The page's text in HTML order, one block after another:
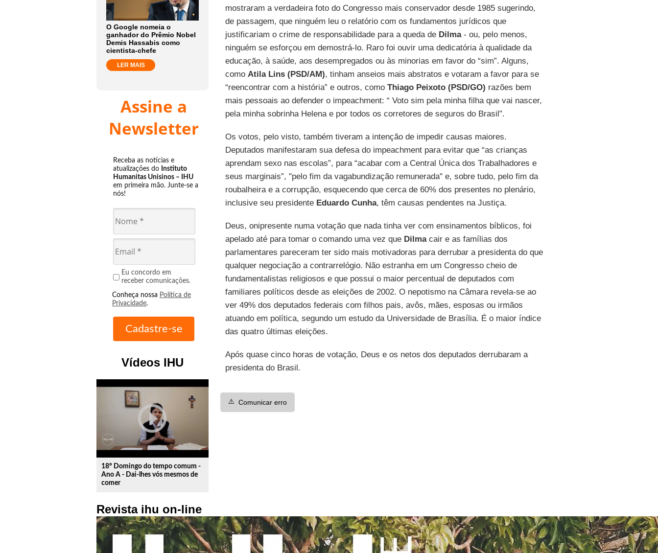
O Google nomeia o
ganhador do Prêmio Nobel
Demis Hassabis como
cientista-chefe
LER MAIS
Assine a
Newsletter
Receba as notícias e
atualizações do Instituto
Humanitas Unisinos – IHU
em primeira mão. Junte-se a
nós!
Eu concordo em
receber comunicações.
Conheça nossa Política de
Privacidade.
Vídeos IHU
play_circle_outline
18º Domingo do tempo comum -
Ano A - Dai-lhes vós mesmos de
comer
Revista ihu on-line
mostraram a verdadeira foto do Congresso mais conservador desde 1985 sugerindo,
de passagem, que ninguém leu o relatório com os fundamentos jurídicos que
justificariam o crime de responsabilidade para a queda de Dilma- ou, pelo menos,
ninguém se esforçou em demostrá-lo. Raro foi ouvir uma dedicatória à qualidade da
educação, à saúde, aos desempregados ou às minorias em favor do “sim”. Alguns,
como Atila Lins (PSD/AM), tinham anseios mais abstratos e votaram a favor para se
“reencontrar com a história” e outros, como Thiago Peixoto (PSD/GO) razões bem
mais pessoais ao defender o impeachment: “ Voto sim pela minha filha que vai nascer,
pela minha sobrinha Helena e por todos os corretores de seguros do Brasil”.
Os votos, pelo visto, também tiveram a intenção de impedir causas maiores.
Deputados manifestaram sua defesa do impeachment para evitar que “as crianças
aprendam sexo nas escolas”, para “acabar com a Central Única dos Trabalhadores e
seus marginais”, "pelo fim da vagabundização remunerada" e, sobre tudo, pelo fim da
roubalheira e a corrupção, esquecendo que cerca de 60% dos presentes no plenário,
inclusive seu presidente Eduardo Cunha, têm causas pendentes na Justiça.
Deus, onipresente numa votação que nada tinha ver com ensinamentos bíblicos, foi
apelado até para tomar o comando uma vez que Dilmacair e as famílias dos
parlamentares pareceram ter sido mais motivadoras para derrubar a presidenta do que
qualquer negociação a contrarrelógio. Não estranha em um Congresso cheio de
fundamentalistas religiosos e que possui o maior percentual de deputados com
familiares políticos desde as eleições de 2002. O nepotismo na Câmara revela-se ao
ver 49% dos deputados federais com filhos pais, avôs, mães, esposas ou irmãos
atuando em política, segundo um estudo da Universidade de Brasília. É o maior índice
das quatro últimas eleições.
Após quase cinco horas de votação, Deus e os netos dos deputados derrubaram a
presidenta do Brasil.
⚠️ Comunicar erro